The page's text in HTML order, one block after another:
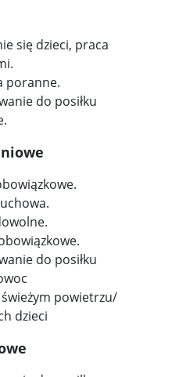
się dzieci, praca
poranne.
do posiłku
do posiłku
świeżym powietrzu/
dzieci